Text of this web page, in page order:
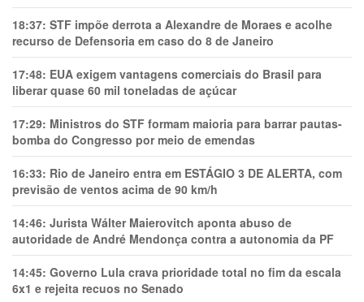
18:37: STF impõe derrota a Alexandre de Moraes e acolhe
recurso de Defensoria em caso do 8 de Janeiro
17:48: EUA exigem vantagens comerciais do Brasil para
liberar quase 60 mil toneladas de açúcar
17:29: Ministros do STF formam maioria para barrar pautas-
bomba do Congresso por meio de emendas
16:33: Rio de Janeiro entra em ESTÁGIO 3 DE ALERTA, com
previsão de ventos acima de 90 km/h
14:46: Jurista Wálter Maierovitch aponta abuso de
autoridade de André Mendonça contra a autonomia da PF
14:45: Governo Lula crava prioridade total no fim da escala
6x1 e rejeita recuos no Senado